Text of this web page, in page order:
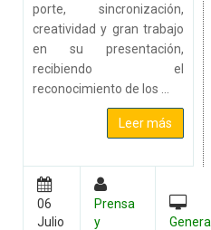
porte, sincronización,
creatividad y gran trabajo
en su presentación,
recibiendo el
reconocimiento de los ...
Leer más
06
Julio
Prensa
y
General